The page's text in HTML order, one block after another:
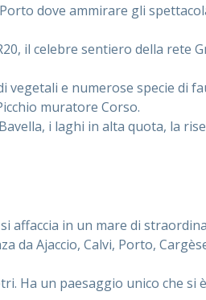
dove ammirare gli
il celebre sentiero della rete
e numerose specie di
muratore Corso.
i laghi in alta quota, la
affaccia in un mare di
da Ajaccio, Calvi, Porto,
Ha un paesaggio unico che si è